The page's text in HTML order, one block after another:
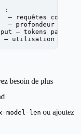
:
— requêtes
— profondeur de
— tokens par
— utilisation du
besoin de plus
model-len ou ajoutez